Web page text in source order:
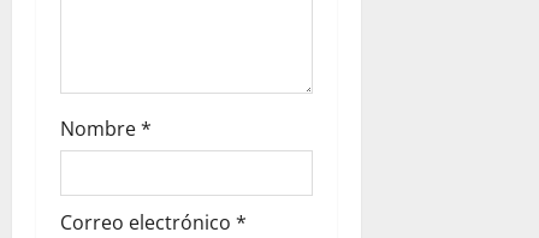
Nombre*
Correo electrónico *